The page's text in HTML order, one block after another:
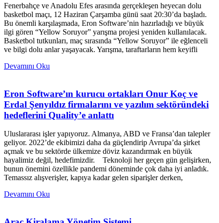
Fenerbahçe ve Anadolu Efes arasında gerçekleşen heyecan dolu
basketbol maçı, 12 Haziran Çarşamba günü saat 20:30’da başladı.
Bu önemli karşılaşmada, Eron Software’nin hazırladığı ve büyük
ilgi gören “Yellow Soruyor” yarışma projesi yeniden kullanılacak.
Basketbol tutkunları, maç sırasında “Yellow Soruyor” ile eğlenceli
ve bilgi dolu anlar yaşayacak. Yarışma, taraftarların hem keyifli
Devamını Oku
Eron Software’ın kurucu ortakları Onur Koç ve
Erdal Şenyıldız firmalarını ve yazılım sektöründeki
hedeflerini Quality’e anlattı
Uluslararası işler yapıyoruz. Almanya, ABD ve Fransa’dan talepler
geliyor. 2022’de ekibimizi daha da güçlendirip Avrupa’da şirket
açmak ve bu sektörde ülkemize döviz kazandırmak en büyük
hayalimiz değil, hedefimizdir. Teknoloji her geçen gün gelişirken,
bunun önemini özellikle pandemi döneminde çok daha iyi anladık.
Temassız alışverişler, kapıya kadar gelen siparişler derken,
Devamını Oku